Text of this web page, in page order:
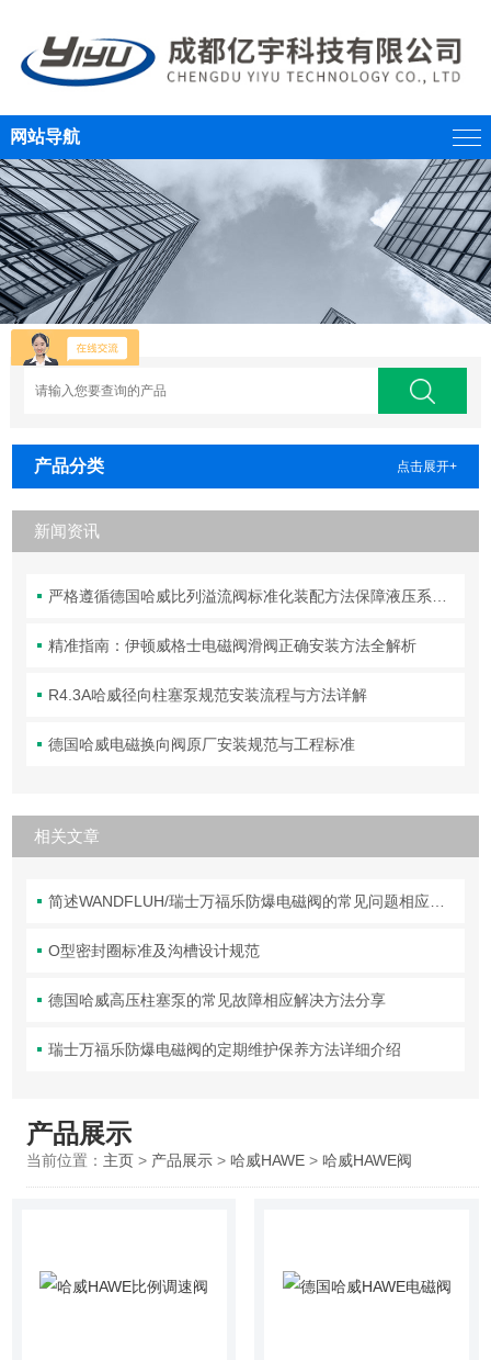
网站导航
产品分类 点击展开+
新闻资讯
严格遵循德国哈威比列溢流阀标准化装配方法保障液压系统压力调控精准可靠
精准指南：伊顿威格士电磁阀滑阀正确安装方法全解析
R4.3A哈威径向柱塞泵规范安装流程与方法详解
德国哈威电磁换向阀原厂安装规范与工程标准
相关文章
简述WANDFLUH/瑞士万福乐防爆电磁阀的常见问题相应解决方法
O型密封圈标准及沟槽设计规范
德国哈威高压柱塞泵的常见故障相应解决方法分享
瑞士万福乐防爆电磁阀的定期维护保养方法详细介绍
产品展示
当前位置： 主页> 产品展示> 哈威HAWE> 哈威HAWE阀